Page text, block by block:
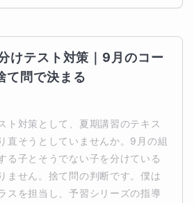
けテスト対策｜9月のコー
て問で決まる
ト対策として、夏期講習のテキス
直そうとしていませんか。9月の組
る子とそうでない子を分けている
ません。捨て問の判断です。僕は
スを担当し、予習シリーズの指導